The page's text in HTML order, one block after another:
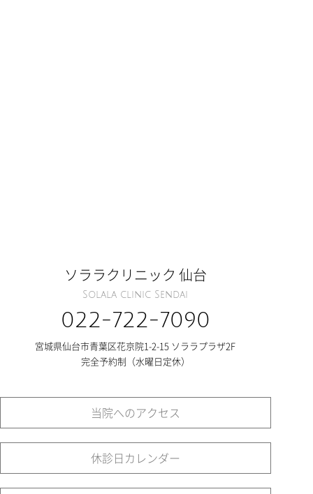
ソララクリニック 仙台
Solala clinic Sendai
022-722-7090
宮城県仙台市青葉区花京院1-2-15 ソララプラザ2F
完全予約制（水曜日定休）
当院へのアクセス
休診日カレンダー